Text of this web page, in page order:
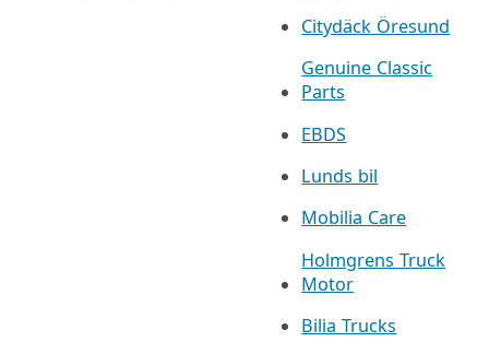
Citydäck Öresund
Genuine Classic
Parts
EBDS
Lunds bil
Mobilia Care
Holmgrens Truck
Motor
Bilia Trucks